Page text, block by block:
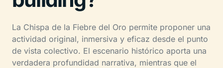
La Chispa de la Fiebre del Oro permite proponer una
actividad original, inmersiva y eficaz desde el punto
de vista colectivo. El escenario histórico aporta una
verdadera profundidad narrativa, mientras que el